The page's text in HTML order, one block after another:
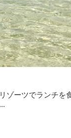
ゾーツでランチを